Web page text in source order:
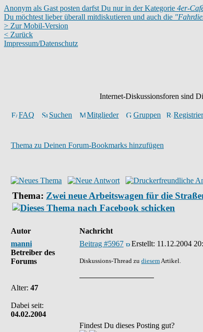
Anonym als Gast posten darfst Du nur in der Kategorie 4er-
Du möchtest lieber überall mitdiskutieren und auch die
> Zur Mobil-Version
< Zurück
Impressum/Datenschutz
Internet-Diskussionsforen sind
FAQ Suchen Mitglieder Gruppen
Thema zu Deinen Forum-Bookmarks hinzufügen
Thema: Zwei neue Arbeitswagen für die
Autor
Nachricht
manni
Betreiber des
Forums
Alter: 47
Dabei seit:
04.02.2004
Beitrag #5967 Erstellt: 11.12.2004
Diskussions-Thread zu diesemArtikel.
Findest Du dieses Posting gut?